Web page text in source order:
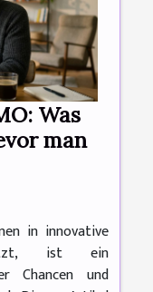
Was
man
in innovative
ist ein
Chancen und